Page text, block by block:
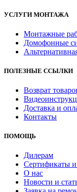
УСЛУГИ МОНТАЖА
Монтажные
Домофонные
ПОЛЕЗНЫЕ ССЫЛКИ
Возврат
Доставка и
Контакты
ПОМОЩЬ
Дилерам
Сертификаты
О нас
Новости и